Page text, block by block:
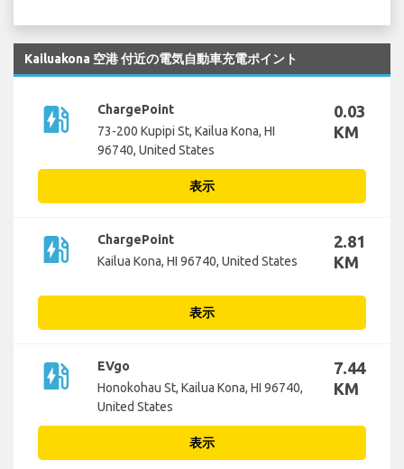
Kailuakona 空港 付近の電気自動車充電ポイント
ev_station
ChargePoint
73-200 Kupipi St, Kailua Kona, HI
96740, United States
0.03
KM
表示
ev_station
ChargePoint
Kailua Kona, HI 96740, United States
2.81
KM
表示
ev_station
EVgo
Honokohau St, Kailua Kona, HI 96740,
United States
7.44
KM
表示